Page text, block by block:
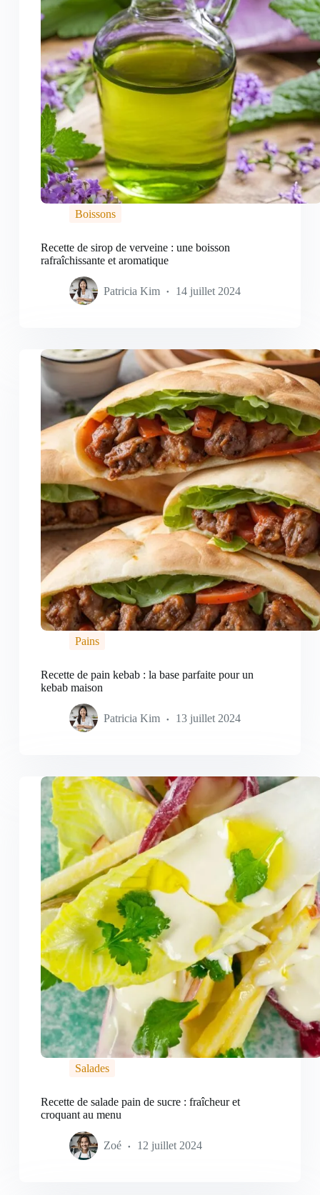
Boissons
Recette de sirop de verveine : une boisson
rafraîchissante et aromatique
Patricia Kim 14 juillet 2024
Pains
Recette de pain kebab : la base parfaite pour un
kebab maison
Patricia Kim 13 juillet 2024
Salades
Recette de salade pain de sucre : fraîcheur et
croquant au menu
Zoé 12 juillet 2024